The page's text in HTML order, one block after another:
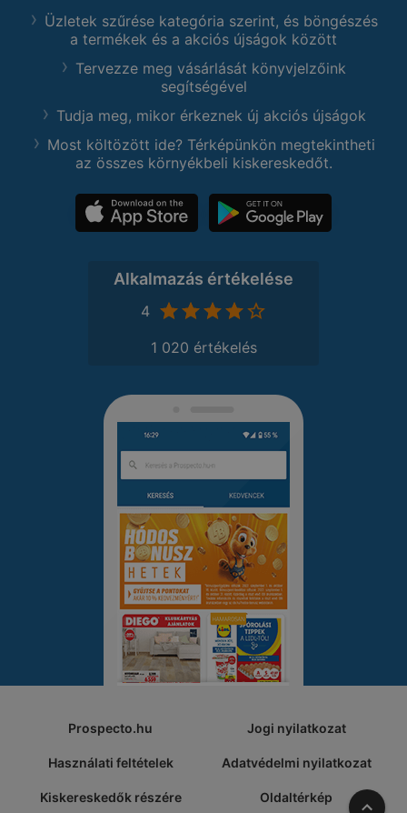
Üzletek szűrése kategória szerint, és böngészés
a termékek és a akciós újságok között
Tervezze meg vásárlását könyvjelzőink
segítségével
Tudja meg, mikor érkeznek új akciós újságok
Most költözött ide? Térképünkön megtekintheti
az összes környékbeli kiskereskedőt.
Alkalmazás értékelése
4
1 020 értékelés
Prospecto.hu Jogi nyilatkozat
Használati feltételek Adatvédelmi nyilatkozat
Kiskereskedők részére Oldaltérkép A